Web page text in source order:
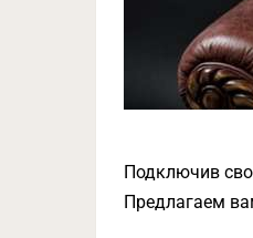
Подключив
Предлагаем